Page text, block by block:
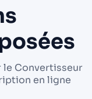
le Convertisseur
en ligne